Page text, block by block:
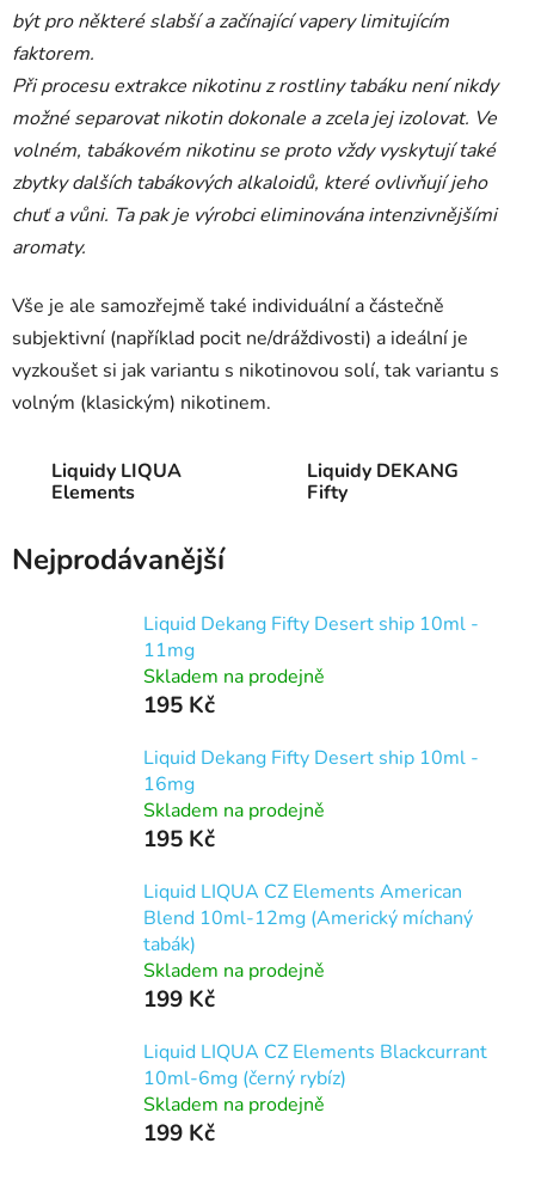
být pro některé slabší a začínající vapery limitujícím
faktorem.
Při procesu extrakce nikotinu z rostliny tabáku není nikdy
možné separovat nikotin dokonale a zcela jej izolovat. Ve
volném, tabákovém nikotinu se proto vždy vyskytují také
zbytky dalších tabákových alkaloidů, které ovlivňují jeho
chuť a vůni. Ta pak je výrobci eliminována intenzivnějšími
aromaty.
Vše je ale samozřejmě také individuální a částečně
subjektivní (například pocit ne/dráždivosti) a ideální je
vyzkoušet si jak variantu s nikotinovou solí, tak variantu s
volným (klasickým) nikotinem.
Liquidy LIQUA
Elements
Liquidy DEKANG
Fifty
Nejprodávanější
Liquid Dekang Fifty Desert ship 10ml -
11mg
Skladem na prodejně
195 Kč
Liquid Dekang Fifty Desert ship 10ml -
16mg
Skladem na prodejně
195 Kč
Liquid LIQUA CZ Elements American
Blend 10ml-12mg (Americký míchaný
tabák)
Skladem na prodejně
199 Kč
Liquid LIQUA CZ Elements Blackcurrant
10ml-6mg (černý rybíz)
Skladem na prodejně
199 Kč